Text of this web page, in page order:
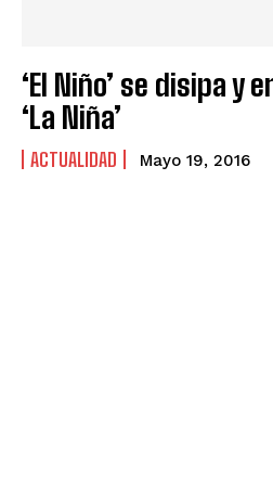
‘El Niño’ se disipa y
‘La Niña’
ACTUALIDAD Mayo 19, 2016